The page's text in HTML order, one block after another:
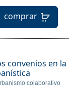
comprar
convenios en la
colaborativo